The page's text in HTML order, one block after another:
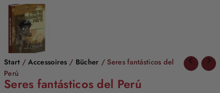
Start /Accessoires / Bücher / Seres fantásticos del
Perú
Seres fantásticos del Perú